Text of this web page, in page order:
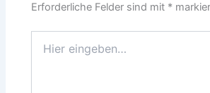
Erforderliche Felder sind mit *
eingeben…